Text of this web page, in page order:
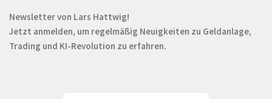
Newsletter von Lars Hattwig!
Jetzt anmelden, um regelmäßig Neuigkeiten zu Geldanlage,
Trading und KI-Revolution zu erfahren.